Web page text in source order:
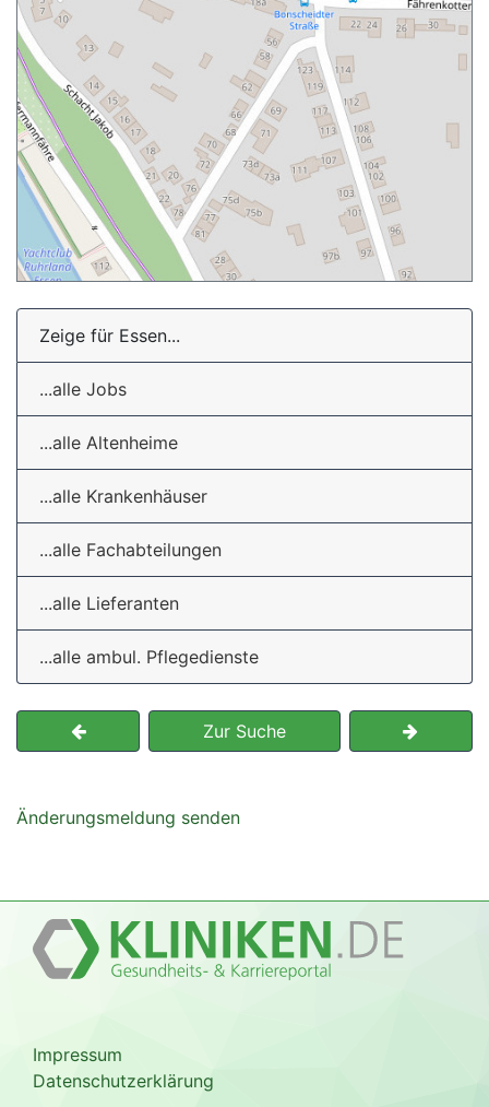
Zeige für Essen...
...alle Jobs
...alle Altenheime
...alle Krankenhäuser
...alle Fachabteilungen
...alle Lieferanten
...alle ambul. Pflegedienste
Zur Suche
Änderungsmeldung senden
Impressum
Datenschutzerklärung